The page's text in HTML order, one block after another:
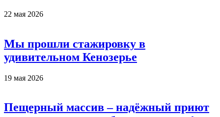
22 мая 2026
Мы прошли стажировку в
удивительном Кенозерье
19 мая 2026
Пещерный массив – надёжный приют